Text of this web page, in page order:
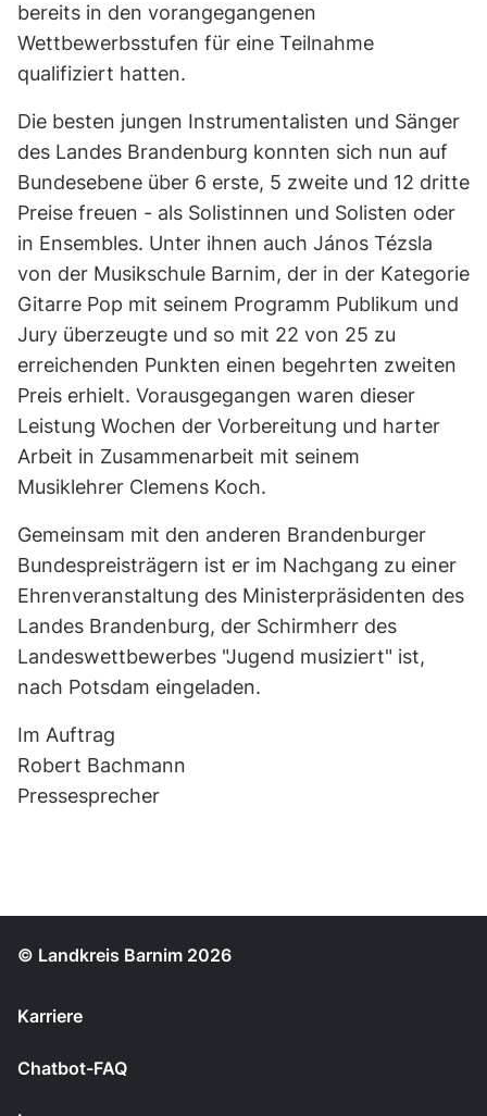
bereits in den vorangegangenen
Wettbewerbsstufen für eine Teilnahme
qualifiziert hatten.
Die besten jungen Instrumentalisten und Sänger
des Landes Brandenburg konnten sich nun auf
Bundesebene über 6 erste, 5 zweite und 12 dritte
Preise freuen - als Solistinnen und Solisten oder
in Ensembles. Unter ihnen auch János Tézsla
von der Musikschule Barnim, der in der Kategorie
Gitarre Pop mit seinem Programm Publikum und
Jury überzeugte und so mit 22 von 25 zu
erreichenden Punkten einen begehrten zweiten
Preis erhielt. Vorausgegangen waren dieser
Leistung Wochen der Vorbereitung und harter
Arbeit in Zusammenarbeit mit seinem
Musiklehrer Clemens Koch.
Gemeinsam mit den anderen Brandenburger
Bundespreisträgern ist er im Nachgang zu einer
Ehrenveranstaltung des Ministerpräsidenten des
Landes Brandenburg, der Schirmherr des
Landeswettbewerbes "Jugend musiziert" ist,
nach Potsdam eingeladen.
Im Auftrag
Robert Bachmann
Pressesprecher
© Landkreis Barnim 2026
Karriere
Chatbot-FAQ